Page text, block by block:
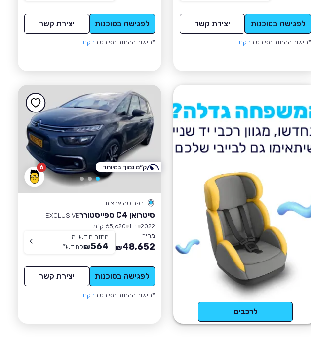
לפגישה בסוכנות יצירת קשר
*חישוב ההחזר מפורט בתקנון
לפגישה בסוכנות יצירת קשר
*חישוב ההחזר מפורט בתקנון
לרכבים
6
בפריסה ארצית
סיטרואן C4 ספייסטורר
EXCLUSIVE
2022 יד 1
65,620 ק״מ
מחיר
48,652
₪
החזר חודשי מ-
564
₪לחודש*
לפגישה בסוכנות יצירת קשר
*חישוב ההחזר מפורט בתקנון
ק״מ נמוך במיוחד